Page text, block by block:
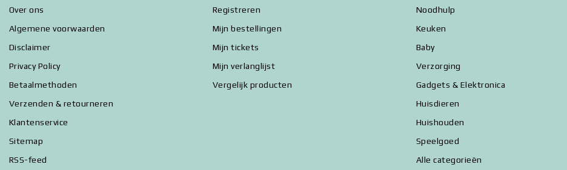
Over ons
Algemene voorwaarden
Disclaimer
Privacy Policy
Betaalmethoden
Verzenden & retourneren
Klantenservice
Sitemap
RSS-feed
Registreren
Mijn bestellingen
Mijn tickets
Mijn verlanglijst
Vergelijk producten
Noodhulp
Keuken
Baby
Verzorging
Gadgets & Elektronica
Huisdieren
Huishouden
Speelgoed
Alle categorieën